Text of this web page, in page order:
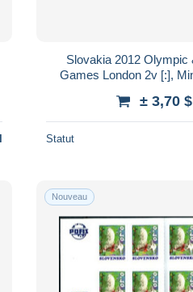
Slovakia 2012 Olympic
Games London 2v [:],
± 3,70
Statut
Nouveau